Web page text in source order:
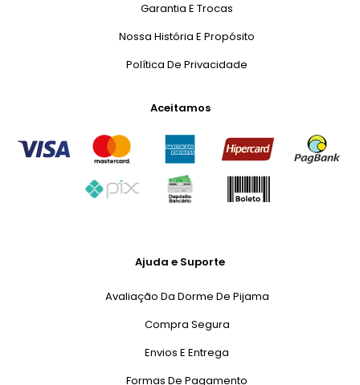
Garantia E Trocas
Nossa História E Propósito
Política De Privacidade
Aceitamos
Ajuda e Suporte
Avaliação Da Dorme De Pijama
Compra Segura
Envios E Entrega
Formas De Pagamento